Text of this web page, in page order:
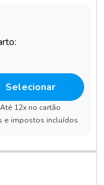
Selecionar
Até 12x no cartão
e impostos incluídos